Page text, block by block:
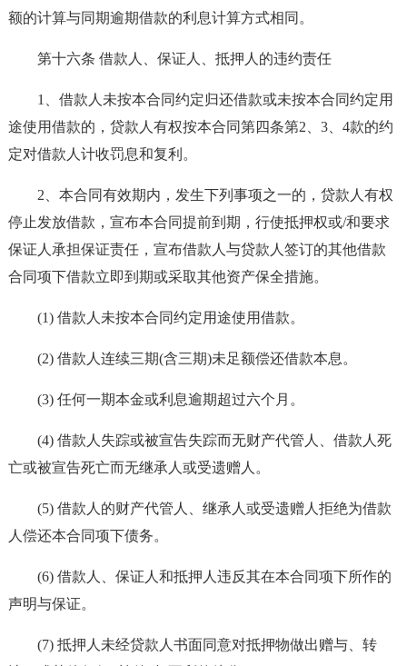
额的计算与同期逾期借款的利息计算方式相同。
第十六条 借款人、保证人、抵押人的违约责任
1、借款人未按本合同约定归还借款或未按本合同约定用
途使用借款的，贷款人有权按本合同第四条第2、3、4款的约
定对借款人计收罚息和复利。
2、本合同有效期内，发生下列事项之一的，贷款人有权
停止发放借款，宣布本合同提前到期，行使抵押权或/和要求
保证人承担保证责任，宣布借款人与贷款人签订的其他借款
合同项下借款立即到期或采取其他资产保全措施。
(1) 借款人未按本合同约定用途使用借款。
(2) 借款人连续三期(含三期)未足额偿还借款本息。
(3) 任何一期本金或利息逾期超过六个月。
(4) 借款人失踪或被宣告失踪而无财产代管人、借款人死
亡或被宣告死亡而无继承人或受遗赠人。
(5) 借款人的财产代管人、继承人或受遗赠人拒绝为借款
人偿还本合同项下债务。
(6) 借款人、保证人和抵押人违反其在本合同项下所作的
声明与保证。
(7) 抵押人未经贷款人书面同意对抵押物做出赠与、转